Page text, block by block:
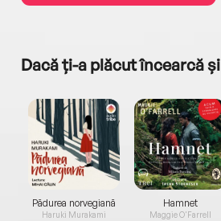
Dacă ți-a plăcut încearcă și
Pădurea norvegiană
Haruki Murakami
Hamnet
Maggie O'Farrell